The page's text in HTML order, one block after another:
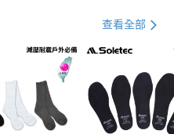
21家銀行
第一商業銀行
彰化商業銀行
查看全部